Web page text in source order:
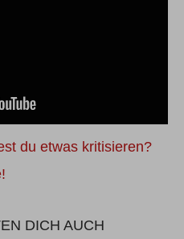
du etwas kritisieren?
DICH AUCH